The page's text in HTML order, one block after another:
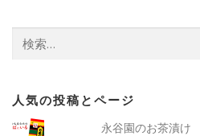
索:
人気の投稿とページ
永谷園のお茶漬け